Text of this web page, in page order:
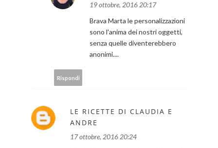
19 ottobre, 2016 20:17
Brava Marta le personalizzazioni
sono l'anima dei nostri oggetti,
senza quelle diventerebbero
anonimi....
Rispondi
LE RICETTE DI CLAUDIA E
ANDRE
17 ottobre, 2016 20:24